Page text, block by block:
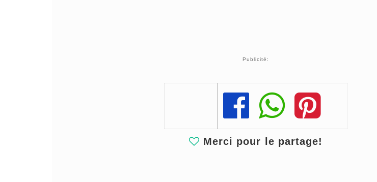
Publicité:
Share
Share
Share
Merci pour le partage!